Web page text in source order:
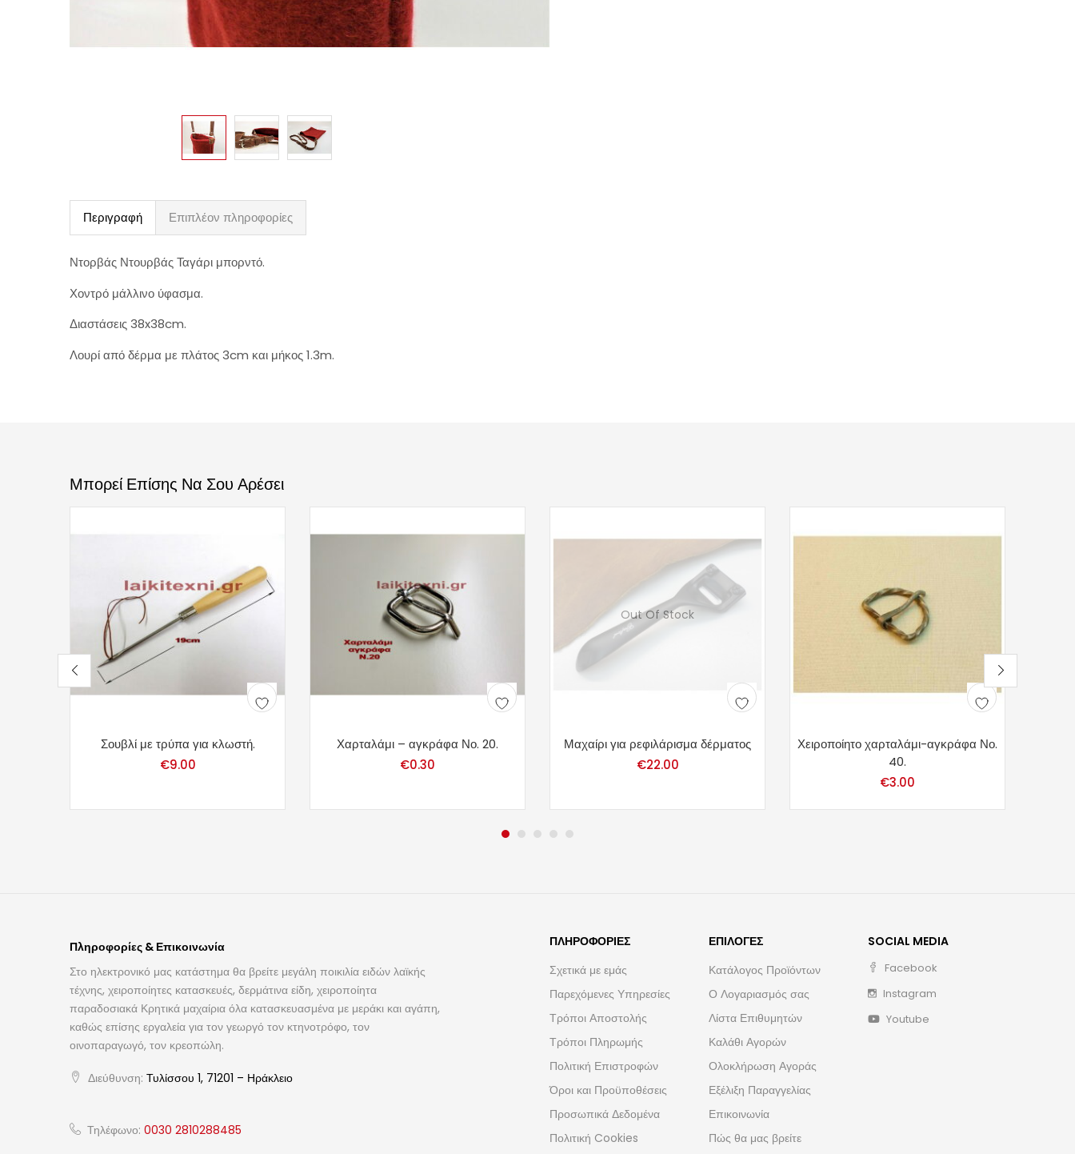
Περιγραφή Επιπλέον πληροφορίες
Ντορβάς Ντουρβάς Ταγάρι μπορντό.
Χοντρό μάλλινο ύφασμα.
Διαστάσεις 38x38cm.
Λουρί από δέρμα με πλάτος 3cm και μήκος 1.3m.
Μπορεί Επίσης Να Σου Αρέσει
Σουβλί με τρύπα για κλωστή.
€9.00
Χαρταλάμι – αγκράφα Νο. 20.
€0.30
Out Of Stock
Μαχαίρι για ρεφιλάρισμα δέρματος
€22.00
Χειροποίητο χαρταλάμι-αγκράφα Νο.
40.
€3.00
Πληροφορίες & Επικοινωνία
Στο ηλεκτρονικό μας κατάστημα θα βρείτε μεγάλη ποικιλία ειδών λαϊκής
τέχνης, χειροποίητες κατασκευές, δερμάτινα είδη, χειροποίητα
παραδοσιακά Κρητικά μαχαίρια όλα κατασκευασμένα με μεράκι και αγάπη,
καθώς επίσης εργαλεία για τον γεωργό τον κτηνοτρόφο, τον
οινοπαραγωγό, τον κρεοπώλη.
Διεύθυνση: Τυλίσσου 1, 71201 – Ηράκλειο
Τηλέφωνο: 0030 2810288485
ΠΛΗΡΟΦΟΡΊΕΣ
Σχετικά με εμάς
Παρεχόμενες Υπηρεσίες
Τρόποι Αποστολής
Τρόποι Πληρωμής
Πολιτική Επιστροφών
Όροι και Προϋποθέσεις
Προσωπικά Δεδομένα
Πολιτική Cookies
ΕΠΙΛΟΓΈΣ
Κατάλογος Προϊόντων
Ο Λογαριασμός σας
Λίστα Επιθυμητών
Καλάθι Αγορών
Ολοκλήρωση Αγοράς
Εξέλιξη Παραγγελίας
Επικοινωνία
Πώς θα μας βρείτε
SOCIAL MEDIA
Facebook
Instagram
Youtube